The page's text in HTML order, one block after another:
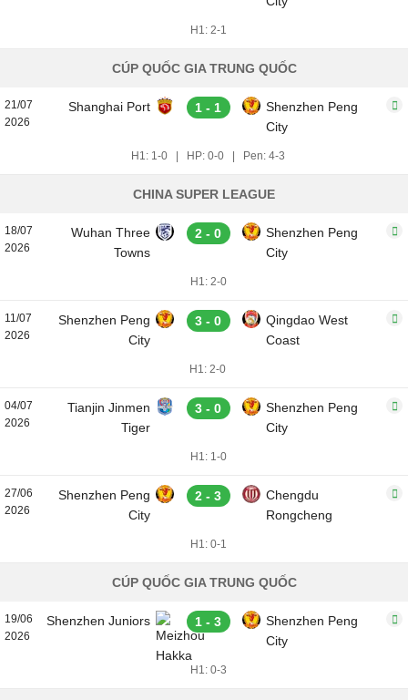
H1: 2-1
CÚP QUỐC GIA TRUNG QUỐC
21/07
2026
Shanghai Port 1 - 1
Shenzhen Peng
City
H1: 1-0 HP: 0-0 Pen: 4-3
CHINA SUPER LEAGUE
18/07
2026
Wuhan Three
Towns
2 - 0
Shenzhen Peng
City
H1: 2-0
11/07
2026
Shenzhen Peng
City
3 - 0
Qingdao West
Coast
H1: 2-0
04/07
2026
Tianjin Jinmen
Tiger
3 - 0
Shenzhen Peng
City
H1: 1-0
27/06
2026
Shenzhen Peng
City
2 - 3
Chengdu
Rongcheng
H1: 0-1
CÚP QUỐC GIA TRUNG QUỐC
19/06
2026
Shenzhen Juniors 1 - 3
Shenzhen Peng
City
H1: 0-3